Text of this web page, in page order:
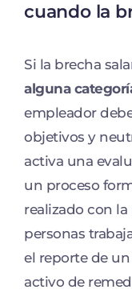
cuando la
Si la brecha
alguna
empleador
objetivos y
activa una
un proceso
realizado con
personas
el reporte de
activo de